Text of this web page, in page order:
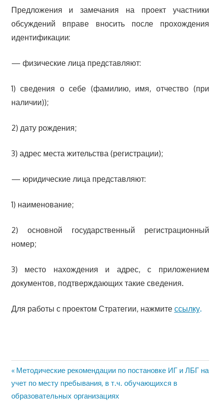
Предложения и замечания на проект участники
обсуждений вправе вносить после прохождения
идентификации:
— физические лица представляют:
1) сведения о себе (фамилию, имя, отчество (при
наличии));
2) дату рождения;
3) адрес места жительства (регистрации);
— юридические лица представляют:
1) наименование;
2) основной государственный регистрационный
номер;
3) место нахождения и адрес, с приложением
документов, подтверждающих такие сведения.
Для работы с проектом Стратегии, нажмите ссылку.
Навигация
по
Предыдущая
запись:
Методические рекомендации по постановке ИГ и ЛБГ на
учет по месту пребывания, в т.ч. обучающихся в
образовательных организациях